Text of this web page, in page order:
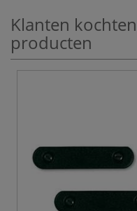
Klanten
producten